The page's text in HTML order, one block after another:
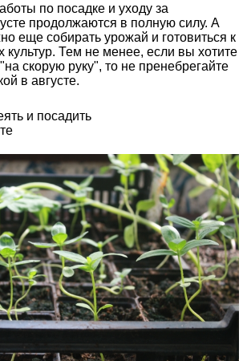
по посадке и уходу за
продолжаются в полную силу. А
еще собирать урожай и готовиться к
культур. Тем не менее, если вы хотите
скорую руку", то не пренебрегайте
в августе.